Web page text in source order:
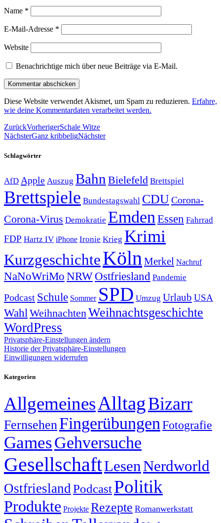
Name *
E-Mail-Adresse *
Website
Benachrichtige mich über neue Beiträge via E-Mail.
Diese Website verwendet Akismet, um Spam zu reduzieren. Erfahre,
wie deine Kommentardaten verarbeitet werden.
ZurückVorherigerSchale Witze
NächsterGanz kribbeligNächster
Schlagwörter
AfD Apple Auszug Bahn Bielefeld Brettspiel
Brettspiele Bundestagswahl CDUCorona-
Corona-Virus Demokratie Emden Essen Fahrrad
FDP Hartz IV iPhone Ironie Krieg Krimi
KurzgeschichteKöln Merkel Nachruf
NaNoWriMo NRWOstfriesland Pandemie
Podcast Schule Sommer SPD Umzug Urlaub USA
Wahl Weihnachten Weihnachtsgeschichte
WordPress
Privatsphäre-Einstellungen ändern
Historie der Privatsphäre-Einstellungen
Einwilligungen widerrufen
Kategorien
AllgemeinesAlltagBizarr
FernsehenFingerübungen Fotografie
GamesGehversuche
GesellschaftLesenNerdworld
OstfrieslandPodcastPolitik
Produkte Projekte Rezepte Romanwerkstatt